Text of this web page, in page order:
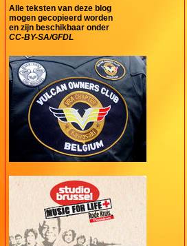
Alle teksten van deze blog
mogen gecopieerd worden
en zijn beschikbaar onder
CC-BY-SA/GFDL